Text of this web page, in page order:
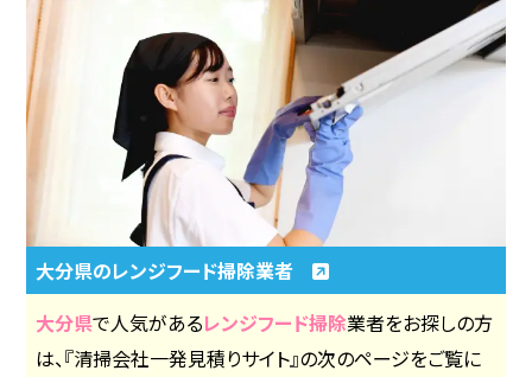
大分県のレンジフード掃除業者
大分県で人気があるレンジフード掃除業者をお探しの方
は、『清掃会社一発見積りサイト』の次のページをご覧に